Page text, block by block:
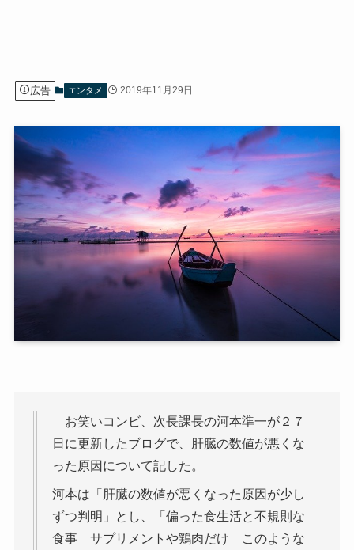
広告 エンタメ 2019年11月29日
お笑いコンビ、次長課長の河本準一が２７
日に更新したブログで、肝臓の数値が悪くな
った原因について記した。
河本は「肝臓の数値が悪くなった原因が少し
ずつ判明」とし、「偏った食生活と不規則な
食事 サプリメントや鶏肉だけ このような